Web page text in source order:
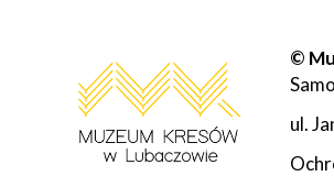
©
ul.